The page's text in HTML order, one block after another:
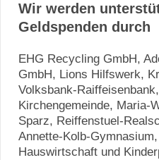
Wir werden
Geldspenden durch
EHG Recycling GmbH,
GmbH, Lions Hilfswerk,
Volksbank-
Kirchengemeinde, Maria-
Sparz, Reiffenstuel-
Annette-Kolb-
Hauswirtschaft und